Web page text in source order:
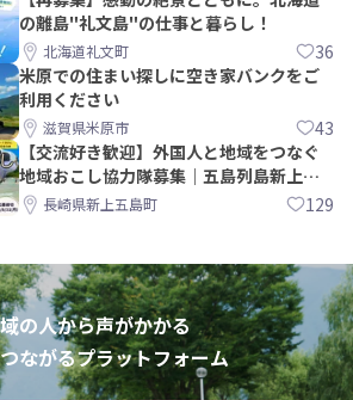
の離島"礼文島"の仕事と暮らし！
北海道礼文町 36
米原での住まい探しに空き家バンクをご
利用ください
滋賀県米原市 43
【交流好き歓迎】外国人と地域をつなぐ
地域おこし協力隊募集｜五島列島新上五
島町長崎県新上五島町 129
の人から声がかかる
ながるプラットフォーム